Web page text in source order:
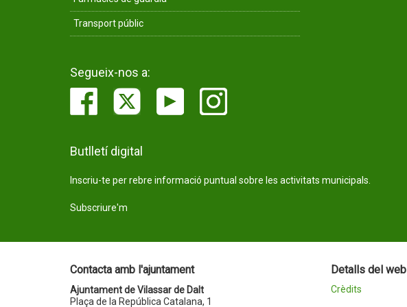
Transport públic
Segueix-nos a:
Butlletí digital
Inscriu-te per rebre informació puntual sobre les activitats municipals.
Subscriure'm
Contacta amb l'ajuntament
Ajuntament de Vilassar de Dalt
Plaça de la República Catalana, 1
Detalls del web
Crèdits